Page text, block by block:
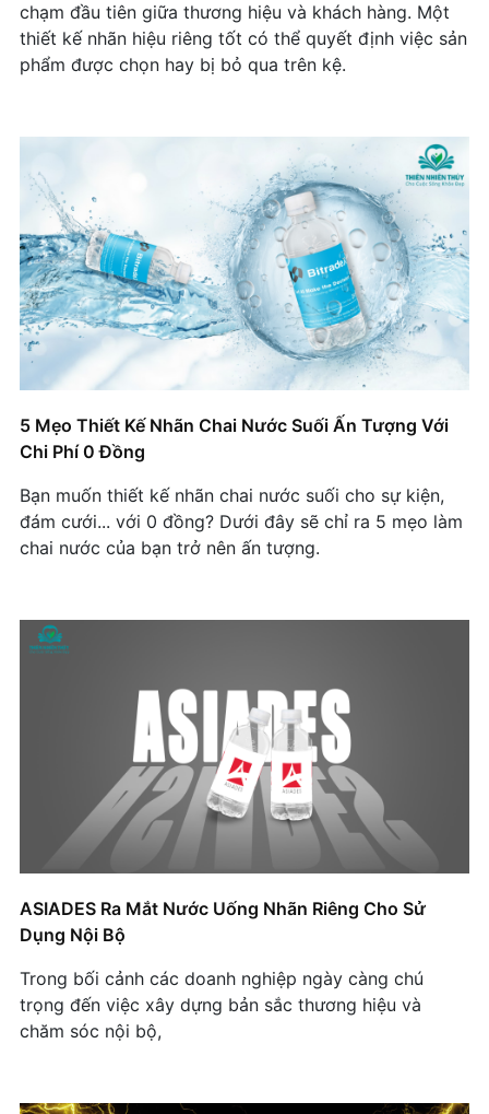
chạm đầu tiên giữa thương hiệu và khách hàng. Một
thiết kế nhãn hiệu riêng tốt có thể quyết định việc sản
phẩm được chọn hay bị bỏ qua trên kệ.
5 Mẹo Thiết Kế Nhãn Chai Nước Suối Ấn Tượng Với
Chi Phí 0 Đồng
Bạn muốn thiết kế nhãn chai nước suối cho sự kiện,
đám cưới... với 0 đồng? Dưới đây sẽ chỉ ra 5 mẹo làm
chai nước của bạn trở nên ấn tượng.
ASIADES Ra Mắt Nước Uống Nhãn Riêng Cho Sử
Dụng Nội Bộ
Trong bối cảnh các doanh nghiệp ngày càng chú
trọng đến việc xây dựng bản sắc thương hiệu và
chăm sóc nội bộ,